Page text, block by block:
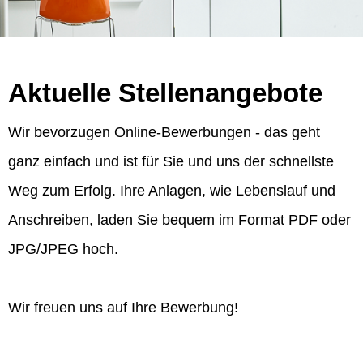
Aktuelle Stellenangebote
Wir bevorzugen Online-Bewerbungen - das geht
ganz einfach und ist für Sie und uns der schnellste
Weg zum Erfolg. Ihre Anlagen, wie Lebenslauf und
Anschreiben, laden Sie bequem im Format PDF oder
JPG/JPEG hoch.
Wir freuen uns auf Ihre Bewerbung!